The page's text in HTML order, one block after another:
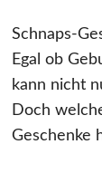
Schnaps-
Egal ob
kann nicht
Doch
Geschenke